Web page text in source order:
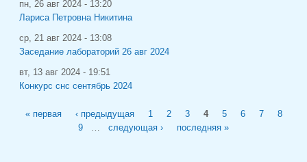
пн, 26 авг 2024 - 13:20
Лариса Петровна Никитина
ср, 21 авг 2024 - 13:08
Заседание лабораторий 26 авг 2024
вт, 13 авг 2024 - 19:51
Конкурс снс сентябрь 2024
« первая ‹ предыдущая 1 2 3 4 5 6 7
8
9
следующая › последняя »